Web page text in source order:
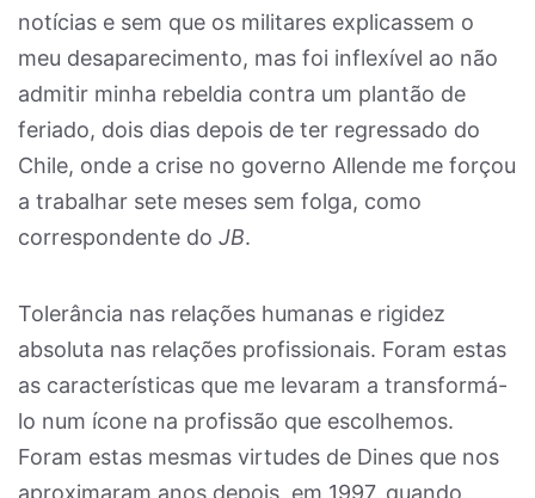
notícias e sem que os militares explicassem o
meu desaparecimento, mas foi inflexível ao não
admitir minha rebeldia contra um plantão de
feriado, dois dias depois de ter regressado do
Chile, onde a crise no governo Allende me forçou
a trabalhar sete meses sem folga, como
correspondente do JB.
Tolerância nas relações humanas e rigidez
absoluta nas relações profissionais. Foram estas
as características que me levaram a transformá-
lo num ícone na profissão que escolhemos.
Foram estas mesmas virtudes de Dines que nos
aproximaram anos depois, em 1997, quando,